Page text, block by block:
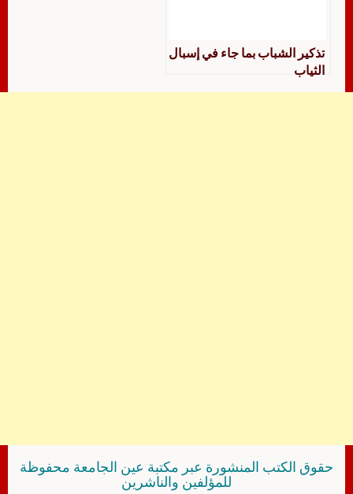
تذكير الشباب بما جاء في إسبال
الثياب
حقوق الكتب المنشورة عبر مكتبة عين الجامعة محفوظة
للمؤلفين والناشرين